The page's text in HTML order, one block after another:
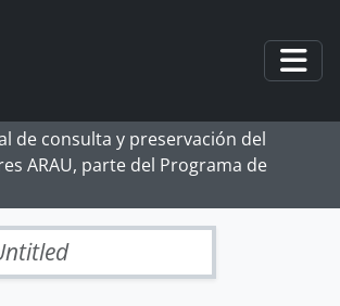
de consulta y preservación del
ARAU, parte del Programa de